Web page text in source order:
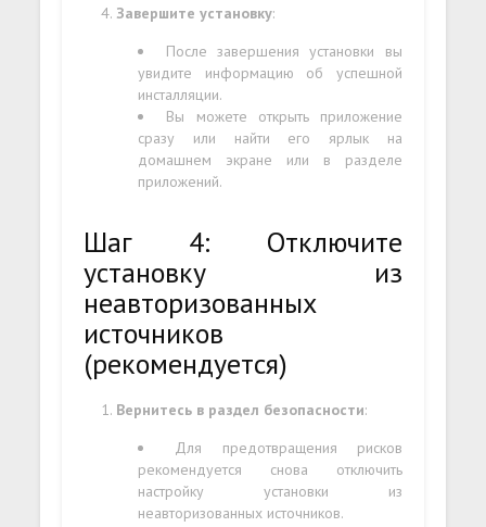
Завершите установку:
После завершения установки вы
увидите информацию об успешной
инсталляции.
Вы можете открыть приложение
сразу или найти его ярлык на
домашнем экране или в разделе
приложений.
Шаг 4: Отключите
установку из
неавторизованных
источников
(рекомендуется)
Вернитесь в раздел безопасности:
Для предотвращения рисков
рекомендуется снова отключить
настройку установки из
неавторизованных источников.